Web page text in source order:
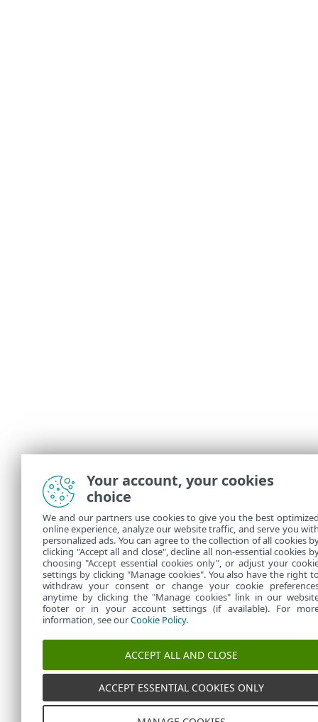
Your account, your cookies
choice
We and our partners use cookies to give you the best
online experience, analyze our website traffic, and serve you
personalized ads. You can agree to the collection of all cookies
clicking "Accept all and close", decline all non-essential cookies
choosing "Accept essential cookies only", or adjust your
settings by clicking "Manage cookies". You also have the right
withdraw your consent or change your cookie
anytime by clicking the "Manage cookies" link in our
footer or in your account settings (if available). For
information, see ourCookie Policy.
ACCEPT ALL AND CLOSE
ACCEPT ESSENTIAL COOKIES ONLY